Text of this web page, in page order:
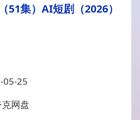
51集）AI短剧（2026）
05-25
网盘